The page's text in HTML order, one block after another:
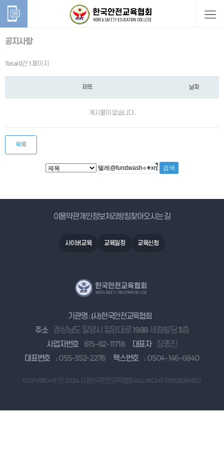
공지사항
Total 0건 1 페이지
제목 날짜
게시물이 없습니다.
목록
이용약관개인정보처리방침찾아오시는 길
사이버교육 교육일정 교육신청
기관명 : (사)한국안전교육협회
주소
경상남도 밀양시 밀양대로 1988 세림빌딩 3층
사업자번호
615-82-11718 대표자 장종진
대표번호
: 055-352-2276 팩스번호 : 0504-146-6840
COPYRIGHT ⓒ 2024. (사)한국안전교육협회 ALL RIGHT PRESERVED.